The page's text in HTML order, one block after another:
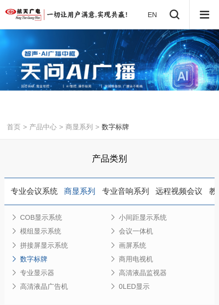
EN
首页 > 产品中心 > 商显系列 > 数字标牌
产品类别
专业会议系统 商显系列 专业音响系列 远程视频会议 教
COB显示系统
小间距显示系统
模组显示系统
会议一体机
拼接屏显示系统
画屏系统
数字标牌
商用电视机
专业显示器
高清液晶监视器
高清液晶广告机
0LED显示